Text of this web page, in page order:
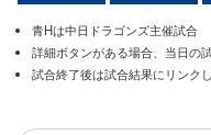
青Hは中日ドラゴンズ主催試合
詳細ボタンがある場合、当日の
試合終了後は試合結果にリンク